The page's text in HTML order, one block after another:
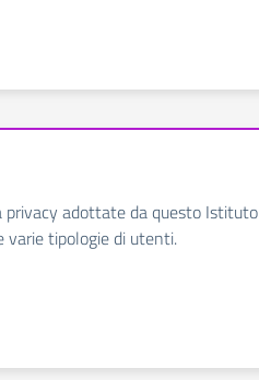
privacy adottate da questo Istituto
varie tipologie di utenti.